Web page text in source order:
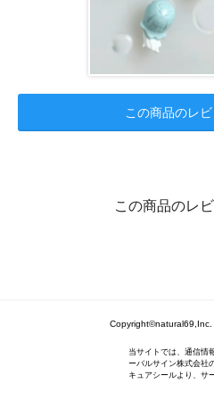
この商品のレ
この商品のレ
Copyright©natural69,Inc.
当サイトでは、通信情
ーバルサイン株式会社
キュアシールより、サ